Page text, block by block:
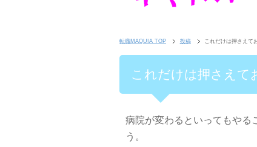
転職MAQUIA TOP 投稿 これだけは押さえて
これだけは押さえて
病院が変わるといってもやる
う。